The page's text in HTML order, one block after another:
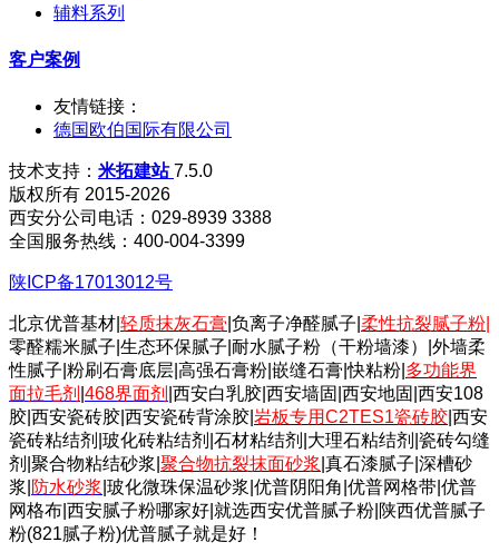
辅料系列
客户案例
友情链接：
德国欧伯国际有限公司
技术支持： 米拓建站7.5.0
版权所有 2015-2026
西安分公司电话：029-8939 3388
全国服务热线：400-004-3399
陕ICP备17013012号
北京优普基材| 轻质抹灰石膏 |负离子净醛腻子| 柔性抗裂腻子粉
零醛糯米腻子|生态环保腻子|耐水腻子粉（干粉墙漆）|外墙柔
性腻子|粉刷石膏底层|高强石膏粉|嵌缝石膏|快粘粉| 多功能界
面拉毛剂 468界面剂 |西安白乳胶|西安墙固|西安地固|西安108
胶|西安瓷砖胶|西安瓷砖背涂胶| 岩板专用C2TES1瓷砖胶 |西安
瓷砖粘结剂|玻化砖粘结剂|石材粘结剂|大理石粘结剂|瓷砖勾缝
剂|聚合物粘结砂浆| 聚合物抗裂抹面砂浆 |真石漆腻子|深槽砂
浆| 防水砂浆 |玻化微珠保温砂浆|优普阴阳角|优普网格带|优普
网格布|西安腻子粉哪家好|就选西安优普腻子粉|陕西优普腻子
粉(821腻子粉)优普腻子就是好！